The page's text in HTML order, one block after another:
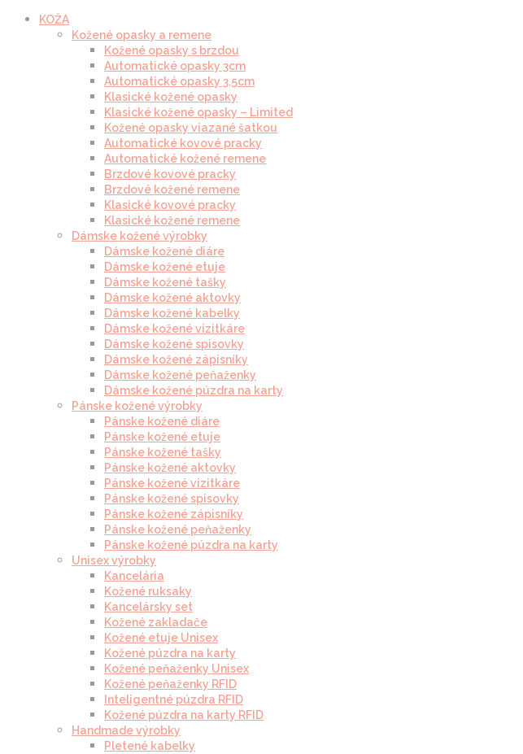
KOŽA
Kožené opasky a remene
Kožené opasky s brzdou
Automatické opasky 3cm
Automatické opasky 3.5cm
Klasické kožené opasky
Klasické kožené opasky – Limited
Kožené opasky viazané šatkou
Automatické kovové pracky
Automatické kožené remene
Brzdové kovové pracky
Brzdové kožené remene
Klasické kovové pracky
Klasické kožené remene
Dámske kožené výrobky
Dámske kožené diáre
Dámske kožené etuje
Dámske kožené tašky
Dámske kožené aktovky
Dámske kožené kabelky
Dámske kožené vizitkáre
Dámske kožené spisovky
Dámske kožené zápisníky
Dámske kožené peňaženky
Dámske kožené púzdra na karty
Pánske kožené výrobky
Pánske kožené diáre
Pánske kožené etuje
Pánske kožené tašky
Pánske kožené aktovky
Pánske kožené vizitkáre
Pánske kožené spisovky
Pánske kožené zápisníky
Pánske kožené peňaženky
Pánske kožené púzdra na karty
Unisex výrobky
Kancelária
Kožené ruksaky
Kancelársky set
Kožené zakladače
Kožené etuje Unisex
Kožené púzdra na karty
Kožené peňaženky Unisex
Kožené peňaženky RFID
Inteligentné púzdra RFID
Kožené púzdra na karty RFID
Handmade výrobky
Pletené kabelky